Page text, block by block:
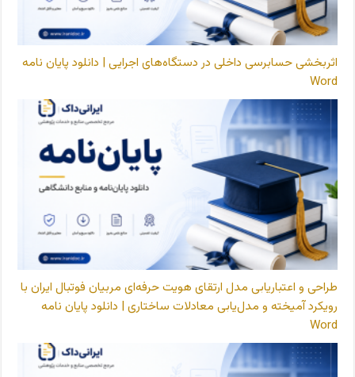
اثربخشی حسابرسی داخلی در دستگاه‌های اجرایی | دانلود پایان نامه
Word
طراحی و اعتباریابی مدل ارتقای هویت حرفه‌ای مربیان فوتبال ایران با
رویکرد آمیخته و مدل‌یابی معادلات ساختاری | دانلود پایان نامه
Word